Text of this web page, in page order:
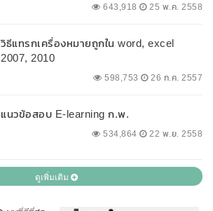
643,918 25 พ.ค. 2558
วิธีแทรกเครื่องหมายถูกใน word, excel
2007, 2010
598,753 26 ก.ค. 2557
แนวข้อสอบ E-learning ก.พ.
534,864 22 พ.ย. 2558
ดูเพิ่มเติม